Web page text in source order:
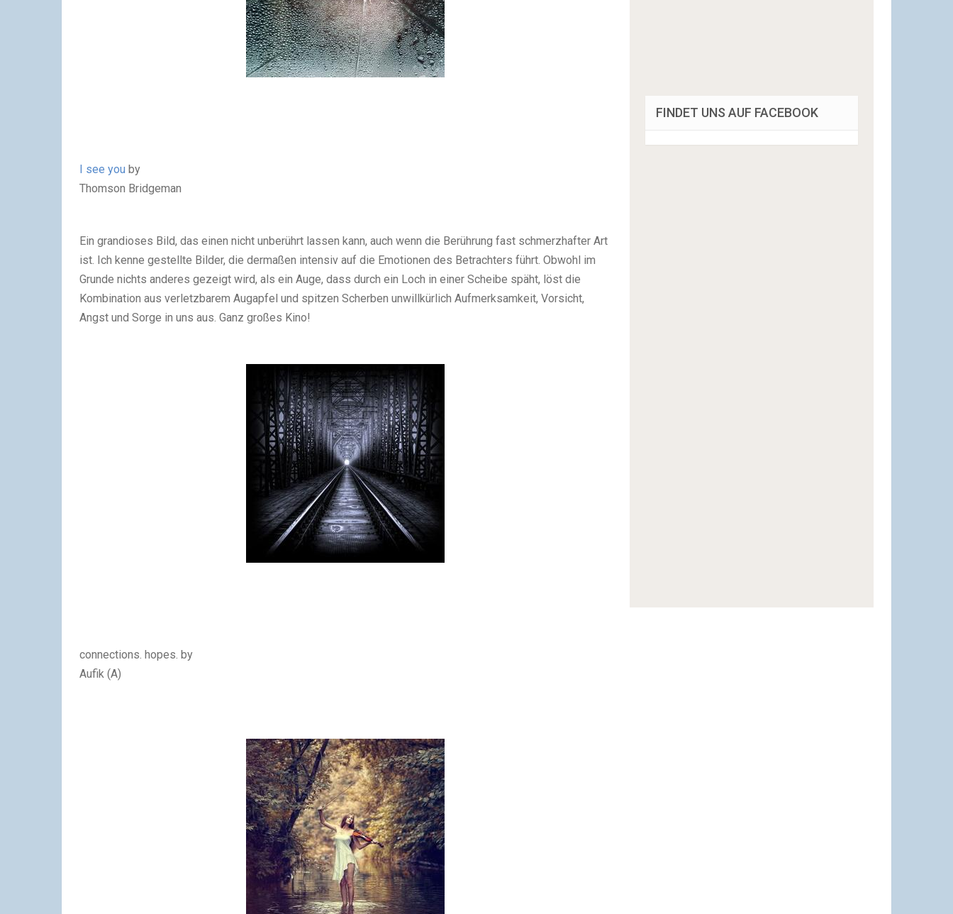
I see you by
Thomson Bridgeman
Ein grandioses Bild, das einen nicht unberührt lassen kann, auch wenn die Berührung fast schmerzhafter Art
ist. Ich kenne gestellte Bilder, die dermaßen intensiv auf die Emotionen des Betrachters führt. Obwohl im
Grunde nichts anderes gezeigt wird, als ein Auge, dass durch ein Loch in einer Scheibe späht, löst die
Kombination aus verletzbarem Augapfel und spitzen Scherben unwillkürlich Aufmerksamkeit, Vorsicht,
Angst und Sorge in uns aus. Ganz großes Kino!
connections. hopes. by
Aufik (A)
FINDET UNS AUF FACEBOOK